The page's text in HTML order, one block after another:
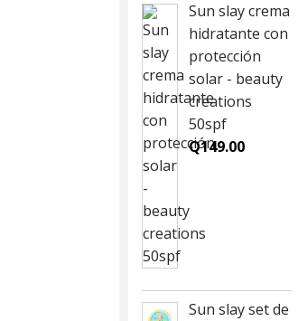
Sun slay crema
hidratante con
protección
solar - beauty
creations
50spf
Q149.00
Sun slay set de